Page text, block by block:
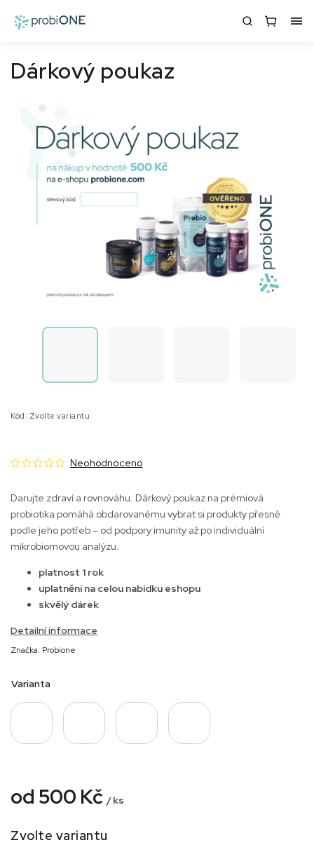
Dárkový poukaz
Kód: Zvolte variantu
Neohodnoceno
Darujte zdraví a rovnováhu. Dárkový poukaz na prémiová
probiotika pomáhá obdarovanému vybrat si produkty přesně
podle jeho potřeb – od podpory imunity až po individuální
mikrobiomovou analýzu.
platnost 1 rok
uplatnění na celou nabídku eshopu
skvělý dárek
Detailní informace
Značka: Probione
Varianta
od 500 Kč / ks
Zvolte variantu